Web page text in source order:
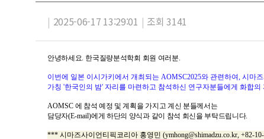
| 2025-06-17 13:29:01 | 조회 3141
안녕하세요. 한국질량분석학회 회원 여러분.
이번에 일본 이시가키에서 개최되는 AOMSC2025와 관련하여, 시마
가칭 '한국인의 밤' 자리를 마련하고 참석하신 연구자분들에게 화합
AOMSC 에 참석 예정 및 계획을 가지고 계신 분들께서는
담당자(E-mail)에게 하단의 양식과 같이 참석 회신을 부탁드립니다.
*** 시마즈사이언티픽코리아 홍영민 (ymhong@shimadzu.co.kr, +82-